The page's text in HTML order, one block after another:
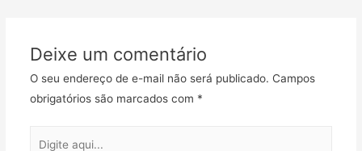
Deixe um comentário
O seu endereço de e-mail não será publicado. Campos
obrigatórios são marcados com *